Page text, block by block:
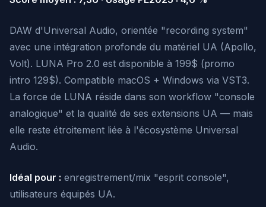
DAW d'Universal Audio, orientée "recording system"
avec une intégration profonde du matériel UA (Apollo,
Volt). LUNA Pro 2.0 est disponible à 199$ (promo
intro 129$). Compatible macOS + Windows via VST3.
La force de LUNA réside dans son workflow "console
analogique" et la qualité de ses extensions UA — mais
elle reste étroitement liée à l'écosystème Universal
Audio.
Idéal pour : enregistrement/mix "esprit console",
utilisateurs équipés UA.